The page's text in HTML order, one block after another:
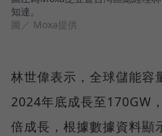
知達。
圖／ Moxa提供
林世偉表示，全球儲能容
2024年底成長至170GW
倍成長，根據數據資料顯